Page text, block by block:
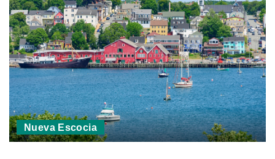
Nueva Escocia